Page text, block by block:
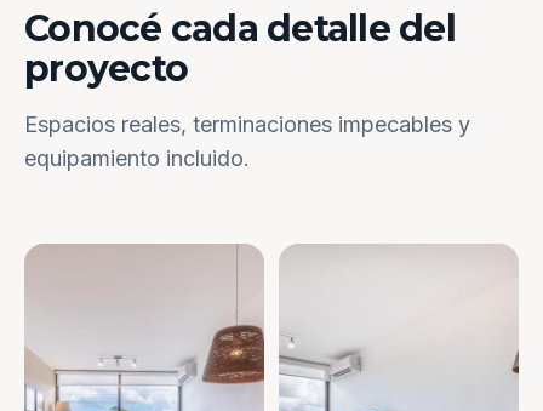
Conocé cada detalle del
proyecto
Espacios reales, terminaciones impecables y
equipamiento incluido.